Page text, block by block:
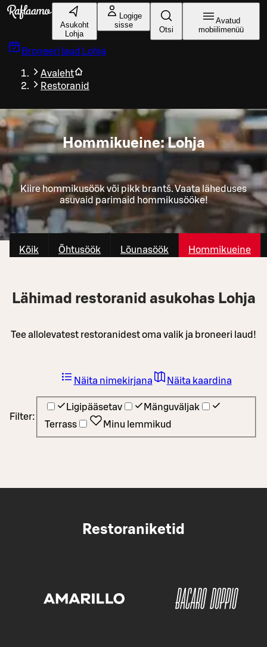
Liigu peamise sisu juurde
Asukoht
Lohja
Logige
sisse
Otsi
Avatud
mobiilimenüü
Broneeri laud Lohja
Avaleht
Restoranid
Hommikueine: Lohja
Kiire hommikusöök või pikk brantš. Vaata läheduses
asuvaid parimaid hommikusööke!
Kõik Õhtusöök Lõunasöök Hommikueine
Lähimad restoranid asukohas Lohja
Tee allolevatest restoranidest oma valik ja broneeri laud!
Filter:
Ligipääsetav
Mänguväljak
Terrass
Minu lemmikud
Näita nimekirjana Näita kaardina
Restoraniketid